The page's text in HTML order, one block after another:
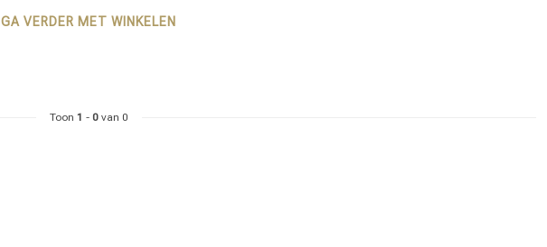
GA VERDER MET WINKELEN
Toon 1 - 0van 0